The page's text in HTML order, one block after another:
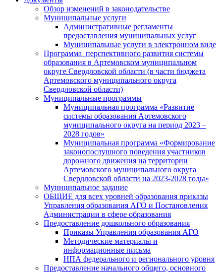
Обзор изменений в законодательстве
Муниципальные услуги
Административные регламенты
предоставления муниципальных услуг
Муниципальные услуги в электронном виде
Программа перспективного развития системы
образования в Артемовском муниципальном
округе Свердловской области (в части бюджета
Артемовского муниципального округа
Свердловской области)
Муниципальные программы
Муниципальная программа «Развитие
системы образования Артемовского
муниципального округа на период 2023 –
2028 годов»
Муниципальная программа «Формирование
законопослушного поведения участников
дорожного движения на территории
Артемовского муниципального округа
Свердловской области на 2023-2028 годы»
Муниципальное задание
ОБЩИЕ для всех уровней образования приказы
Управления образования АГО и Постановления
Администрации в сфере образования
Предоставление дошкольного образования
Приказы Управления образования АГО
Методические материалы и
информационные письма
НПА федерального и регионального уровня
Предоставление начального общего, основного